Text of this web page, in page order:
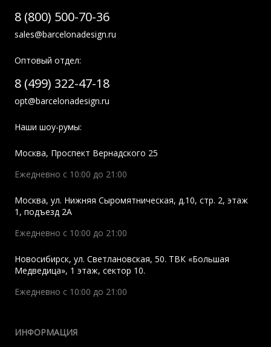
8 (800) 500-70-36
sales@barcelonadesign.ru
Оптовый отдел:
8 (499) 322-47-18
opt@barcelonadesign.ru
Наши шоу-румы:
Москва, Проспект Вернадского 25
Ежедневно с 10:00 до 21:00
Москва, ул. Нижняя Сыромятническая, д.10, стр. 2, этаж
1, подъезд 2A
Ежедневно с 10:00 до 21:00
Новосибирск, ул. Светлановская, 50. ТВК «Большая
Медведица», 1 этаж, сектор 10.
Ежедневно с 10:00 до 21:00
ИНФОРМАЦИЯ